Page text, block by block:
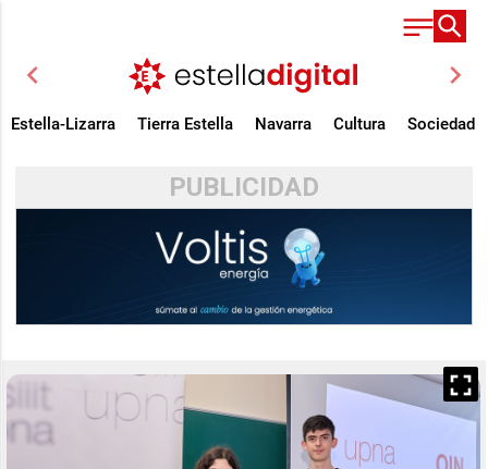
chevron_left chevron_right
Estella-Lizarra Tierra Estella Navarra Cultura Sociedad
PUBLICIDAD